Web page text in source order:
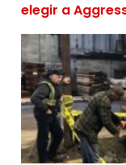
elegir a
Conoce la